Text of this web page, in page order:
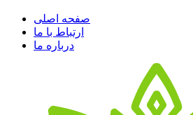
صفحه اصلی
ارتباط با ما
درباره ما